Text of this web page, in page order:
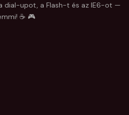
dial-upot, a Flash-t és az IE6-ot —
☕ 🎮